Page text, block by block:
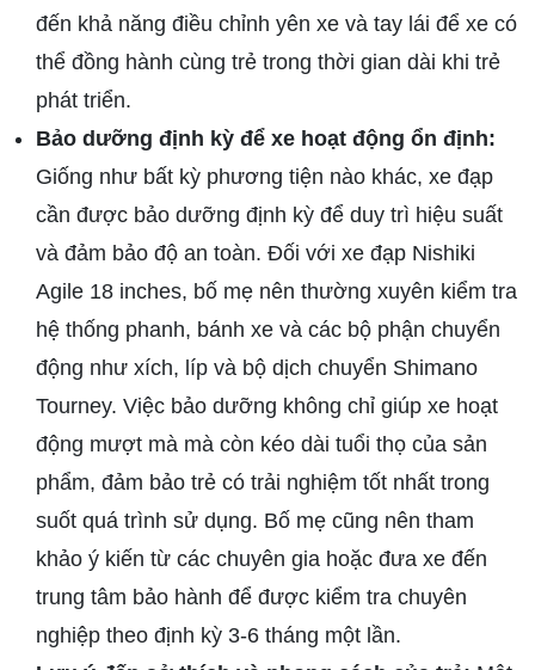
đến khả năng điều chỉnh yên xe và tay lái để xe có
thể đồng hành cùng trẻ trong thời gian dài khi trẻ
phát triển.
Bảo dưỡng định kỳ để xe hoạt động ổn định:
Giống như bất kỳ phương tiện nào khác, xe đạp
cần được bảo dưỡng định kỳ để duy trì hiệu suất
và đảm bảo độ an toàn. Đối với xe đạp Nishiki
Agile 18 inches, bố mẹ nên thường xuyên kiểm tra
hệ thống phanh, bánh xe và các bộ phận chuyển
động như xích, líp và bộ dịch chuyển Shimano
Tourney. Việc bảo dưỡng không chỉ giúp xe hoạt
động mượt mà mà còn kéo dài tuổi thọ của sản
phẩm, đảm bảo trẻ có trải nghiệm tốt nhất trong
suốt quá trình sử dụng. Bố mẹ cũng nên tham
khảo ý kiến từ các chuyên gia hoặc đưa xe đến
trung tâm bảo hành để được kiểm tra chuyên
nghiệp theo định kỳ 3-6 tháng một lần.